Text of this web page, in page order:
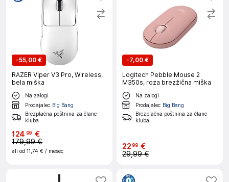
-55,00 €
RAZER Viper V3 Pro, Wireless,
bela miška
Na zalogi
Prodajalec Big Bang
Brezplačna poštnina za člane
kluba
124 99 €
179,99 €
ali od 11,74 € / mesec
-7,00 €
Logitech Pebble Mouse 2
M350s, roza brezžična miška
Na zalogi
Prodajalec Big Bang
Brezplačna poštnina za člane
kluba
2299 €
29,99 €